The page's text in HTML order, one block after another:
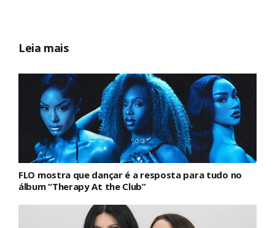
Leia mais
FLO mostra que dançar é a resposta para tudo no
álbum “Therapy At the Club”